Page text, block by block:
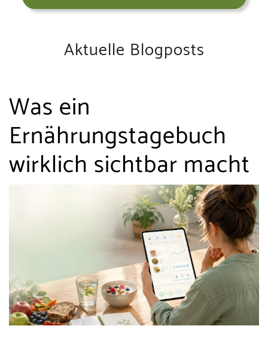
Aktuelle Blogposts
Was ein
Ernährungstagebuch
wirklich sichtbar macht